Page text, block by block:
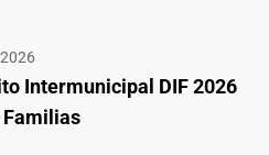
Intermunicipal DIF 2026
Familias